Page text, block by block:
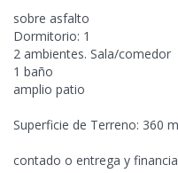
sobre asfalto
Dormitorio: 1
2 ambientes. Sala/comedor
1 baño
amplio patio
Superficie de Terreno: 360
contado o entrega y